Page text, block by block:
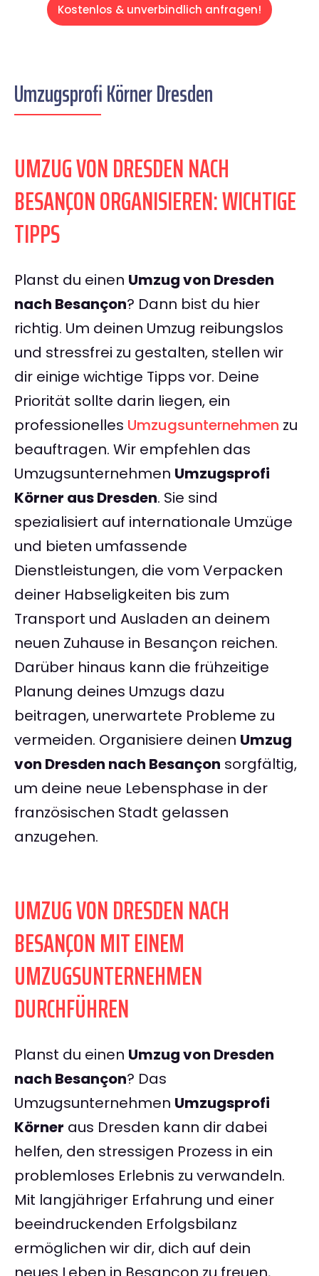
Kostenlos & unverbindlich anfragen!
Umzugsprofi Körner Dresden
UMZUG VON DRESDEN NACH
BESANÇON ORGANISIEREN: WICHTIGE
TIPPS
Planst du einen Umzug von Dresden
nach Besançon? Dann bist du hier
richtig. Um deinen Umzug reibungslos
und stressfrei zu gestalten, stellen wir
dir einige wichtige Tipps vor. Deine
Priorität sollte darin liegen, ein
professionelles Umzugsunternehmen zu
beauftragen. Wir empfehlen das
Umzugsunternehmen Umzugsprofi
Körner aus Dresden. Sie sind
spezialisiert auf internationale Umzüge
und bieten umfassende
Dienstleistungen, die vom Verpacken
deiner Habseligkeiten bis zum
Transport und Ausladen an deinem
neuen Zuhause in Besançon reichen.
Darüber hinaus kann die frühzeitige
Planung deines Umzugs dazu
beitragen, unerwartete Probleme zu
vermeiden. Organisiere deinen Umzug
von Dresden nach Besançon sorgfältig,
um deine neue Lebensphase in der
französischen Stadt gelassen
anzugehen.
UMZUG VON DRESDEN NACH
BESANÇON MIT EINEM
UMZUGSUNTERNEHMEN
DURCHFÜHREN
Planst du einen Umzug von Dresden
nach Besançon? Das
Umzugsunternehmen Umzugsprofi
Körner aus Dresden kann dir dabei
helfen, den stressigen Prozess in ein
problemloses Erlebnis zu verwandeln.
Mit langjähriger Erfahrung und einer
beeindruckenden Erfolgsbilanz
ermöglichen wir dir, dich auf dein